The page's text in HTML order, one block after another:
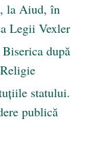
la Aiud, în
Legii Vexler
după
statului.
publică